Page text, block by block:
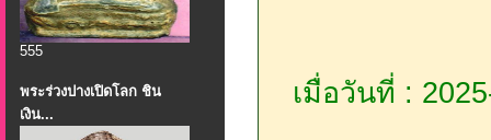
555
พระร่วงปางเปิดโลก ชิน
เงิน...
เมื่อวันที่ :